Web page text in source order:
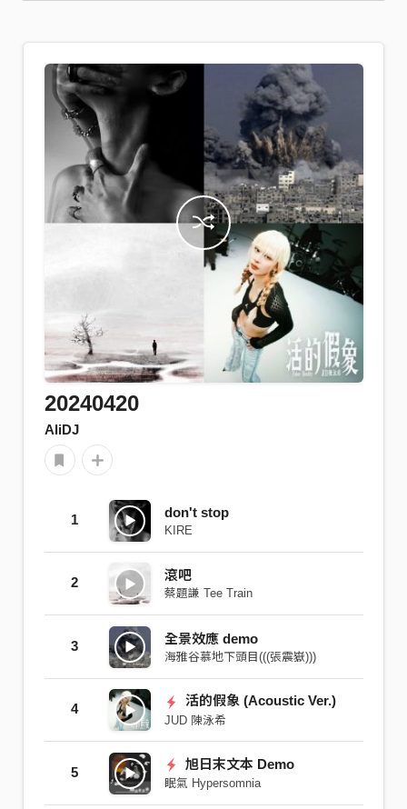
20240420
AliDJ
1 don't stop
KIRE
2 滾吧
蔡題謙 Tee Train
3 全景效應 demo
海雅谷慕地下頭目(((張震嶽)))
4
活的假象 (Acoustic Ver.)
JUD 陳泳希
5
旭日末文本 Demo
眠氣 Hypersomnia